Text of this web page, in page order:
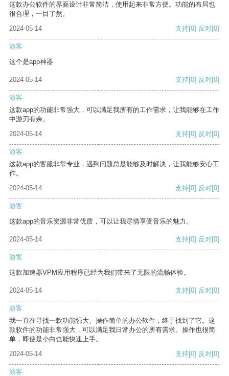
这款办公软件的界面设计非常简洁，使用起来非常方便。功能的布局也
很合理，一目了然。
2024-05-14
支持[0] 反对[0]
游客
这个是app神器
2024-05-14 支持[0] 反对[0]
游客
这款app的功能非常强大，可以满足我所有的工作需求，让我能够在工作
中游刃有余。
2024-05-14
支持[0] 反对[0]
游客
这款app的客服非常专业，遇到问题总是能够及时解决，让我能够安心工
作。
2024-05-14
支持[0] 反对[0]
游客
这款app的音乐资源非常优质，可以让我尽情享受音乐的魅力。
2024-05-14 支持[0] 反对[0]
游客
这款加速器VPM应用程序已经为我们带来了无限的流畅体验。
2024-05-14 支持[0] 反对[0]
游客
我一直在寻找一款功能强大、操作简单的办公软件，终于找到了它。这
款软件的功能非常强大，可以满足我日常办公的所有需求。操作也很简
单，即使是小白也能快速上手。
2024-05-14
支持[0] 反对[0]
游客